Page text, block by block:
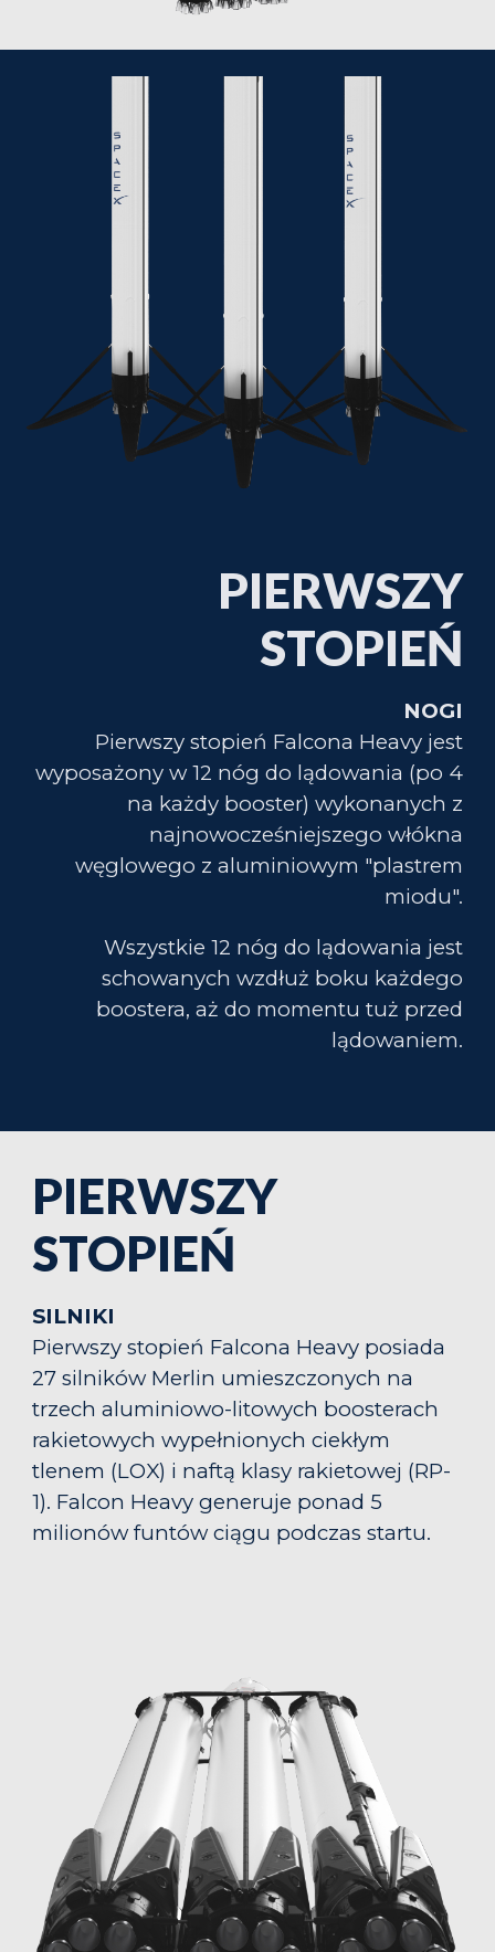
PIERWSZY
STOPIEŃ
NOGI
Pierwszy stopień Falcona Heavy jest
wyposażony w 12 nóg do lądowania (po 4
na każdy booster) wykonanych z
najnowocześniejszego włókna
węglowego z aluminiowym "plastrem
miodu".
Wszystkie 12 nóg do lądowania jest
schowanych wzdłuż boku każdego
boostera, aż do momentu tuż przed
lądowaniem.
PIERWSZY
STOPIEŃ
SILNIKI
Pierwszy stopień Falcona Heavy posiada
27 silników Merlin umieszczonych na
trzech aluminiowo-litowych boosterach
rakietowych wypełnionych ciekłym
tlenem (LOX) i naftą klasy rakietowej (RP-
1). Falcon Heavy generuje ponad 5
milionów funtów ciągu podczas startu.